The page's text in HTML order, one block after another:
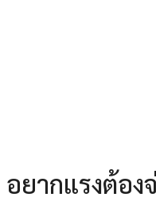
อยากแรงต้อง